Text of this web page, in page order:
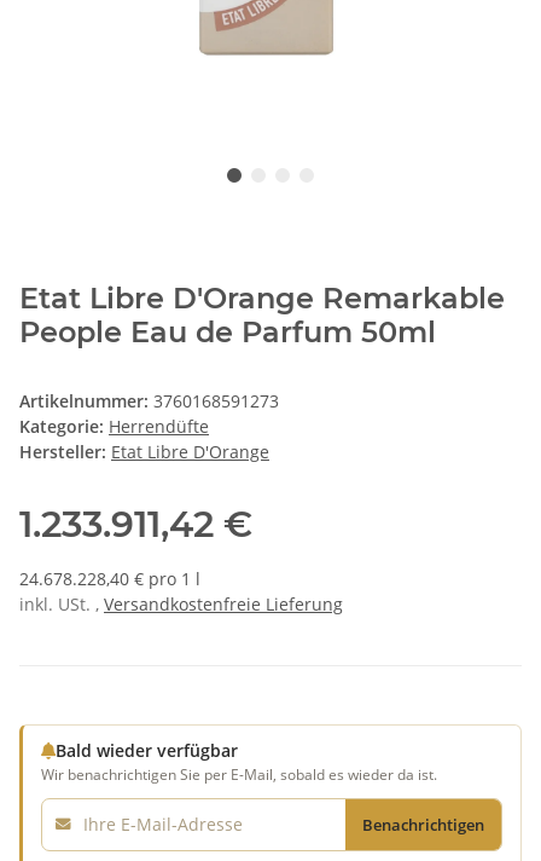
Etat Libre D'Orange Remarkable
People Eau de Parfum 50ml
Artikelnummer: 3760168591273
Kategorie: Herrendüfte
Hersteller: Etat Libre D'Orange
1.233.911,42 €
24.678.228,40 € pro 1 l
inkl. USt. , Versandkostenfreie Lieferung
Bald wieder verfügbar
Wir benachrichtigen Sie per E-Mail, sobald es wieder da ist.
E-Mail
Benachrichtigen